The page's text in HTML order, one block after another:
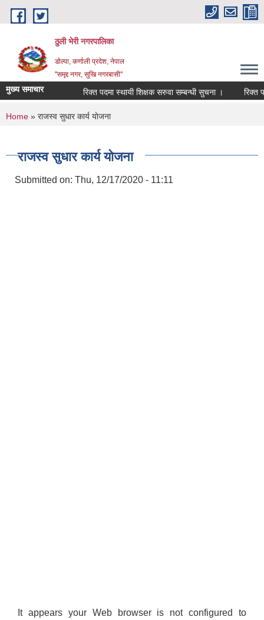
Skip to main content
ठुली भेरी नगरपालिका
डाेल्पा, कर्णाली प्रदेश, नेपाल
''समृद्द नगर, सुखि नगरबासी''
मुख्य समाचार रिक्त पदमा स्थायी शिक्षक सरुवा सम्बन्धी सुचना । रिक्त
You are here
Home » राजस्व सुधार कार्य याेजना
राजस्व सुधार कार्य याेजना
Submitted on: Thu, 12/17/2020 - 11:11
It appears your Web browser is not configured to